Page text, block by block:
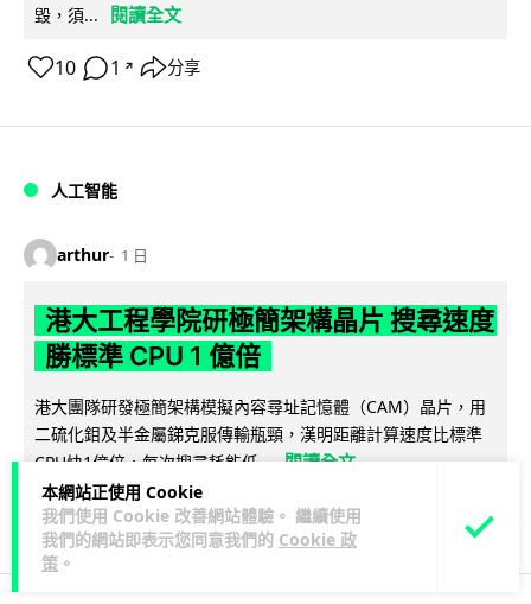
本網站正使用 Cookie
我們使用 Cookie 改善網站體驗。 繼續使用
我們的網站即表示您同意我們的 Cookie 政
策 。
毀，須...
閱讀全文
10 1 ↗ 分享
人工智能
arthur 1 日
港大工程學院研極簡架構晶片 搜尋速度
勝標準 CPU 1 億倍
港大團隊研發極簡架構模擬內容尋址記憶體（CAM）晶片，用
二硫化鉬及半金屬銻克服傳輸瓶頸，漢明距離計算速度比標準
CPU快1億倍，每次搜尋耗能低... 閱讀全文
43 20 ↗ 分享